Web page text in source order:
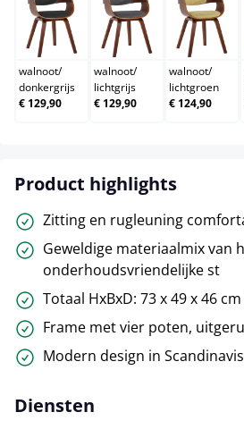
walnoot/donkergrijs
walnoot/
donkergrijs
€ 129,90
walnoot/lichtgrijs
walnoot/
lichtgrijs
€ 129,90
walnoot/
lichtgroen
€ 124,90
Product highlights
Zitting en rugleuning
Geweldige materiaalmix van
onderhoudsvriendelijke st
Totaal HxBxD: 73 x 49 x 46
Frame met vier poten,
Modern design in
Diensten